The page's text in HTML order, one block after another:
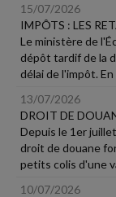
15/07/2026
IMPÔTS : LES
Le ministère de
dépôt tardif de la
délai de l'impôt.
13/07/2026
DROIT DE
Depuis le 1er
droit de douane
petits colis d'une
10/07/2026